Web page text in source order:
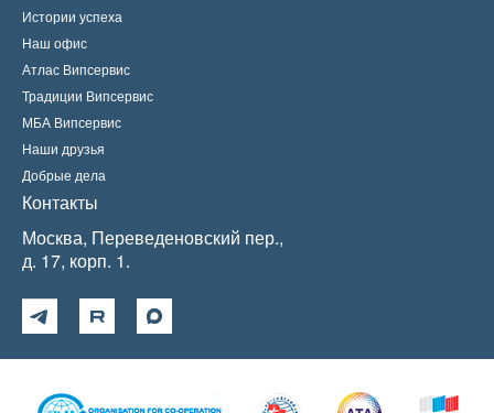
Истории успеха
Наш офис
Атлас Випсервис
Традиции Випсервис
МБА Випсервис
Наши друзья
Добрые дела
Контакты
Москва, Переведеновский пер.,
д. 17, корп. 1.